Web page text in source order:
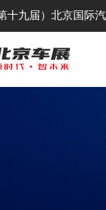
十九届）北京国际